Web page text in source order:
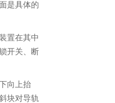
是具体的
置在其中
开关、断
向上抬
块对导轨